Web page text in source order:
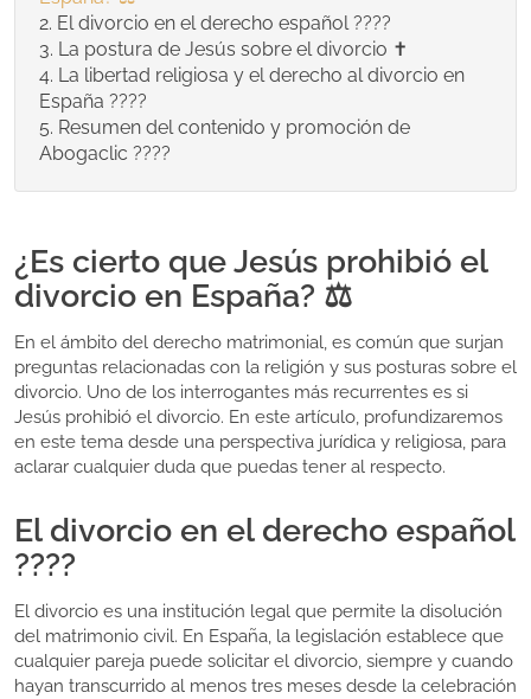
El divorcio en el derecho español ????
La postura de Jesús sobre el divorcio ✝️
La libertad religiosa y el derecho al divorcio en
España ????️
Resumen del contenido y promoción de
Abogaclic ????
¿Es cierto que Jesús prohibió el
divorcio en España? ⚖️
En el ámbito del derecho matrimonial, es común que surjan
preguntas relacionadas con la religión y sus posturas sobre el
divorcio. Uno de los interrogantes más recurrentes es si
Jesús prohibió el divorcio. En este artículo, profundizaremos
en este tema desde una perspectiva jurídica y religiosa, para
aclarar cualquier duda que puedas tener al respecto.
El divorcio en el derecho español
????
El divorcio es una institución legal que permite la disolución
del matrimonio civil. En España, la legislación establece que
cualquier pareja puede solicitar el divorcio, siempre y cuando
hayan transcurrido al menos tres meses desde la celebración